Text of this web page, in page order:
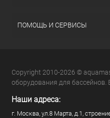
ПОМОЩЬ И СЕРВИСЫ
Copyright 2010-2026 ©
оборудования для
Наши адреса:
г. Москва, ул.8 Марта, д.1,